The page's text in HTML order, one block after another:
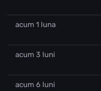
acum 1 luna
acum 3 luni
acum 6 luni